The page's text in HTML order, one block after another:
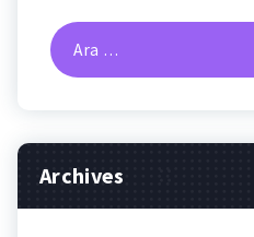
Arama:
Archives